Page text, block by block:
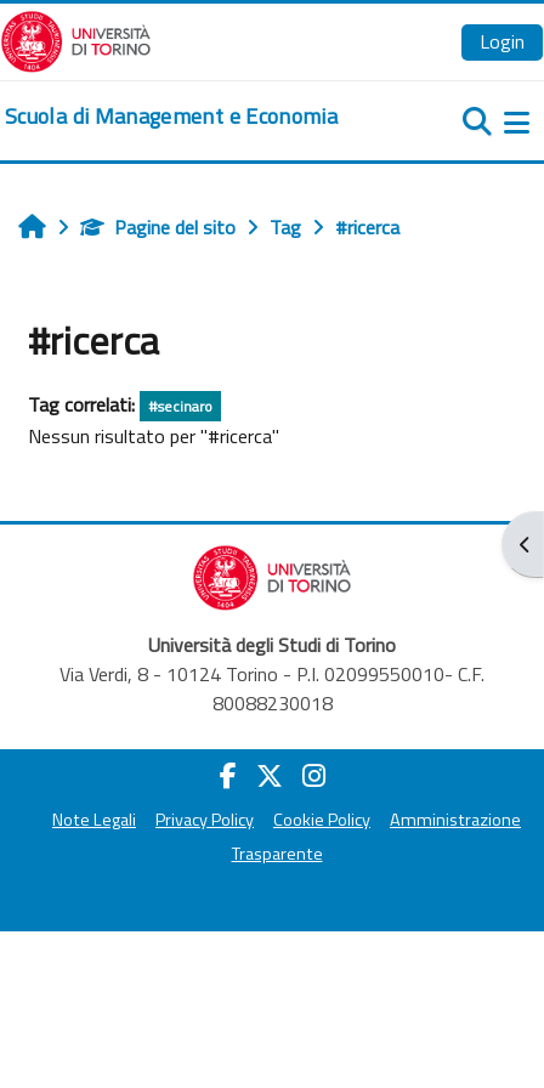
Vai al contenuto principale
Login
Scuola di Management e Economia
HomePagine del sito Tag #ricerca
#ricerca
Tag correlati: #secinaro
Nessun risultato per "#ricerca"
Università degli Studi di Torino
Via Verdi, 8 - 10124 Torino - P.I. 02099550010- C.F.
80088230018
Note Legali Privacy Policy Cookie Policy
Amministrazione
Trasparente